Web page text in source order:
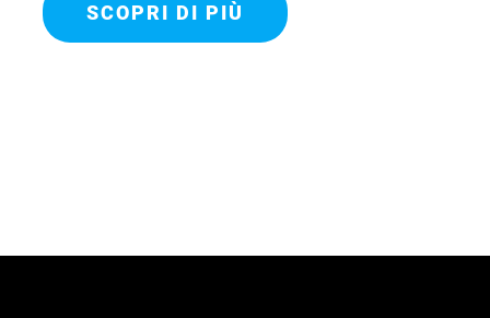
SCOPRI DI PIÙ